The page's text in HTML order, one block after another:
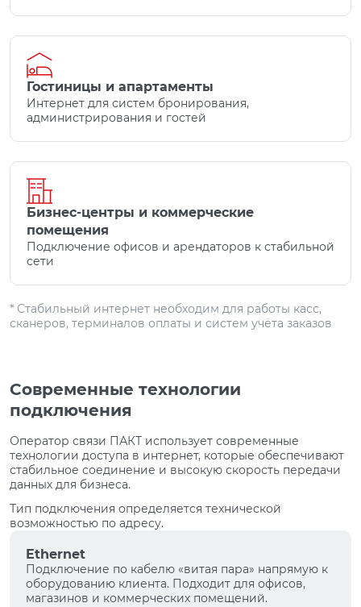
Гостиницы и апартаменты
Интернет для систем бронирования,
администрирования и гостей
Бизнес-центры и коммерческие
помещения
Подключение офисов и арендаторов к стабильной
сети
* Стабильный интернет необходим для работы касс,
сканеров, терминалов оплаты и систем учёта заказов
Современные технологии
подключения
Оператор связи ПАКТ использует современные
технологии доступа в интернет, которые обеспечивают
стабильное соединение и высокую скорость передачи
данных для бизнеса.
Тип подключения определяется технической
возможностью по адресу.
Ethernet
Подключение по кабелю «витая пара» напрямую к
оборудованию клиента. Подходит для офисов,
магазинов и коммерческих помещений.